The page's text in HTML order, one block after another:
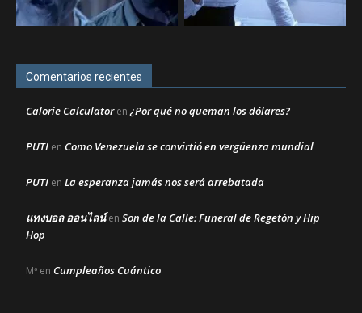
Comentarios recientes
Calorie Calculatoren¿Por qué no queman los dólares?
PUTI en Como Venezuela se convirtió en vergüenza mundial
PUTI en La esperanza jamás nos será arrebatada
แทงบอล ออนไลน์en Son de la Calle: Funeral de Regetón y Hip
Hop
Mª en Cumpleaños Cuántico